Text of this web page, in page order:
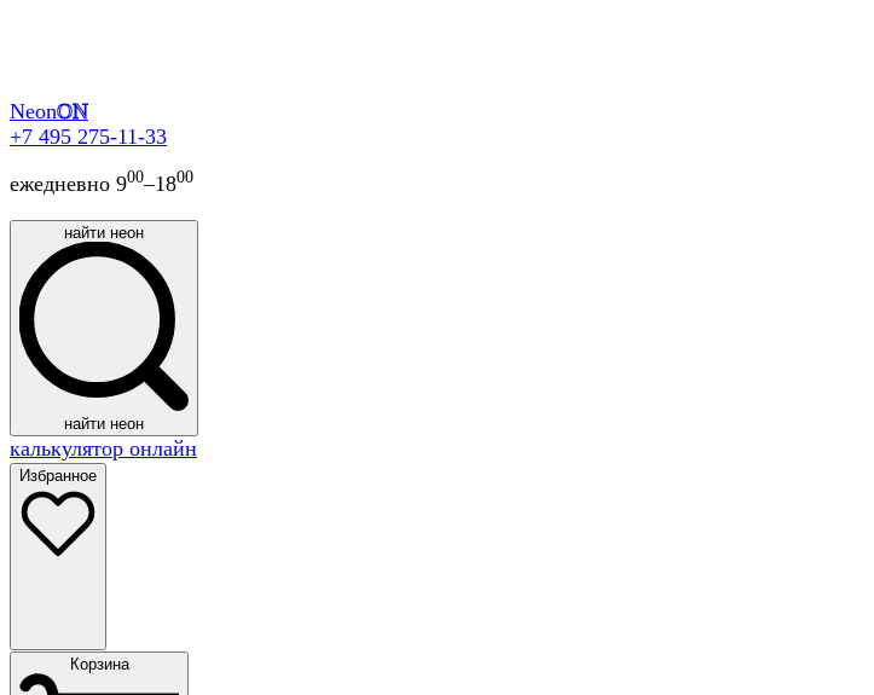
NeonON
+7 495 275-11-33
ежедневно 900–1800
найти неон
найти неон
калькулятор онлайн
Избранное
Корзина